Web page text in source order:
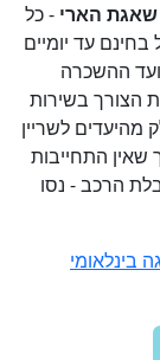
הארי - כל
עד יומיים
ההשכרה
הצורך בשירות
לשריין
התחייבות
הרכב - נסו
בינלאומי